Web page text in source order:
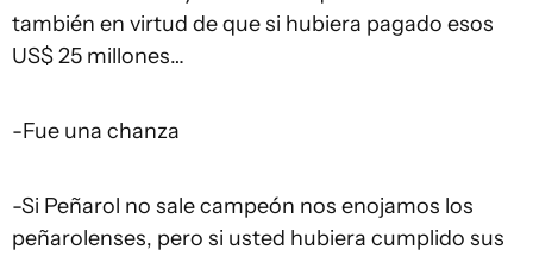
también en virtud de que si hubiera pagado esos
US$ 25 millones…
-Fue una chanza
-Si Peñarol no sale campeón nos enojamos los
peñarolenses, pero si usted hubiera cumplido sus